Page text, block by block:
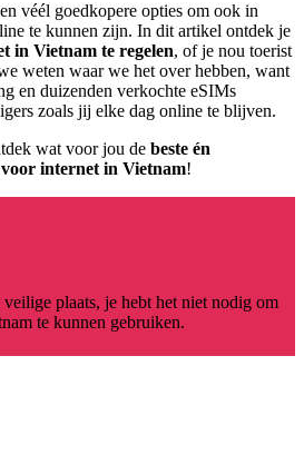
véél goedkopere opties om ook in
te kunnen zijn. In dit artikel ontdek je
in Vietnam te regelen, of je nou toerist
weten waar we het over hebben, want
en duizenden verkochte eSIMs
zoals jij elke dag online te blijven.
wat voor jou de beste én
voor internet in Vietnam!
plaats, je hebt het niet nodig om
te kunnen gebruiken.